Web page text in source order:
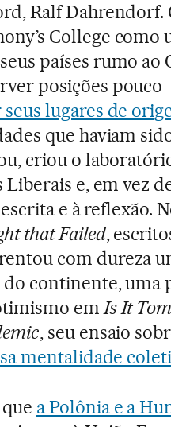
Ralf Dahrendorf.
College como
países rumo ao
posições pouco
seus lugares de
que haviam
criou o
e, em vez
e à reflexão.
that Failed,
com dureza
continente, uma
emIs It
, seu ensaio
mentalidade
a Polônia e a